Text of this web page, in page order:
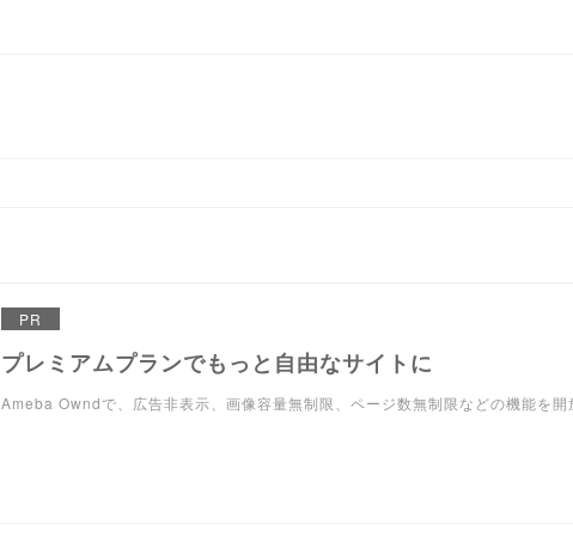
PR
プレミアムプランでもっと自由なサイトに
Ameba Owndで、広告非表示、画像容量無制限、ページ数無制限などの機能を開